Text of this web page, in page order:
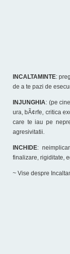
INCALTAMINTE:
de a te pazi de
INJUNGHIA: (pe
ura, bÃ¢rfe, critica
care te iau pe
agresivitatii.
INCHIDE:
finalizare, rigiditate,
~ Vise despre